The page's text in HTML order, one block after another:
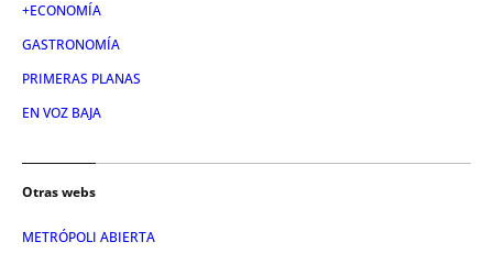
+ECONOMÍA
GASTRONOMÍA
PRIMERAS PLANAS
EN VOZ BAJA
Otras webs
METRÓPOLI ABIERTA